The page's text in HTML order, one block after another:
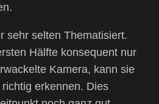
sehr selten Thematisiert.
Hälfte konsequent nur
Kamera, kann sie
erkennen. Dies